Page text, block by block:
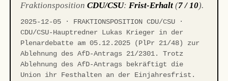
FraktionspositionCDU/CSU:Frist-Erhalt (7 / 10).
2025-12-05 · FRAKTIONSPOSITION CDU/CSU ·
CDU/CSU-Hauptredner Lukas Krieger in der
Plenardebatte am 05.12.2025 (PlPr 21/48) zur
Ablehnung des AfD-Antrags 21/2301. Trotz
Ablehnung des AfD-Antrags bekräftigt die
Union ihr Festhalten an der Einjahresfrist.